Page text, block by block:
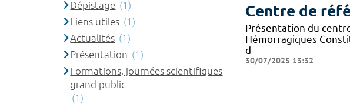
Centre de
Présentation du
Hémorragiques
d
30/07/2025 13:32
Dépistage (1)
Liens utiles (1)
Actualités (1)
Présentation (1)
Formations, journées scientifiques
grand public
(1)